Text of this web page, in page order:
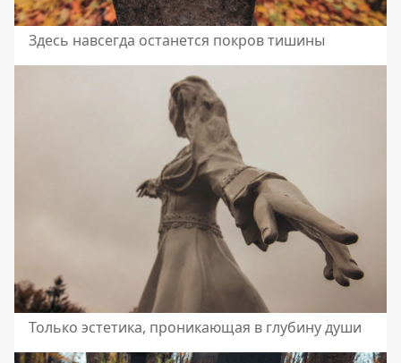
Здесь навсегда останется покров тишины
Только эстетика, проникающая в глубину души